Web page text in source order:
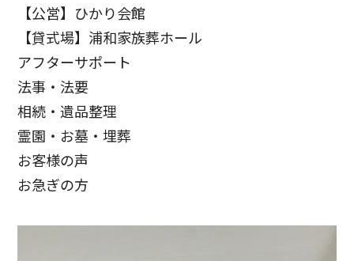
【公営】ひかり会館
【貸式場】浦和家族葬ホール
アフターサポート
法事・法要
相続・遺品整理
霊園・お墓・埋葬
お客様の声
お急ぎの方
お客様からたくさんの感謝の声をいただきました